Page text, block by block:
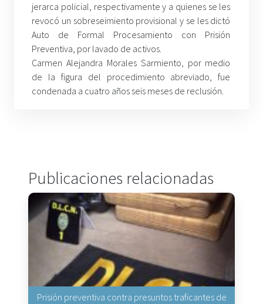
jerarca policial, respectivamente y a quienes se les
revocó un sobreseimiento provisional y se les dictó
Auto de Formal Procesamiento con Prisión
Preventiva, por lavado de activos.
Carmen Alejandra Morales Sarmiento, por medio
de la figura del procedimiento abreviado, fue
condenada a cuatro años seis meses de reclusión.
Publicaciones relacionadas
Prisión preventiva contra presuntos traficantes de